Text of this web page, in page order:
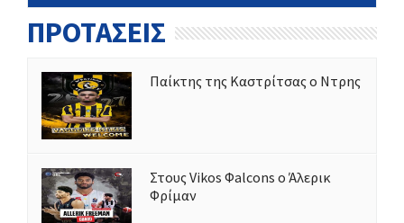
ΠΡΟΤΑΣΕΙΣ
Παίκτης της Καστρίτσας ο Ντρης
Στους Vikos Φalcons ο Άλερικ
Φρίμαν